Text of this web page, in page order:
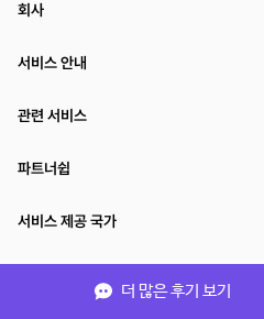
더 많은 후기 보기
회사
서비스 안내
관련 서비스
파트너쉽
서비스 제공 국가
(주)NSPACE 사업자정보